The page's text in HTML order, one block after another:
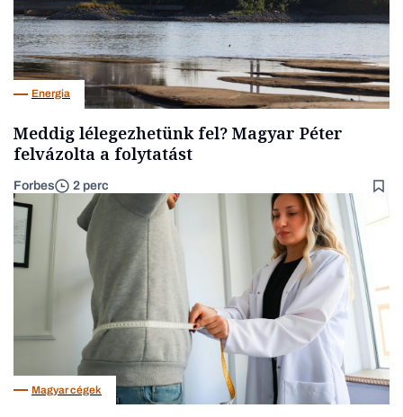
Energia
Meddig lélegezhetünk fel? Magyar Péter
felvázolta a folytatást
Forbes 2 perc
Magyar cégek